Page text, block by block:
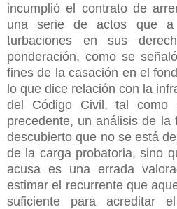
incumplió el contrato de
una serie de actos que a
turbaciones en sus
ponderación, como se
fines de la casación en el
lo que dice relación con la
del Código Civil, tal como
precedente, un análisis de la
descubierto que no se está
de la carga probatoria, sino
acusa es una errada
estimar el recurrente que
suficiente para acreditar